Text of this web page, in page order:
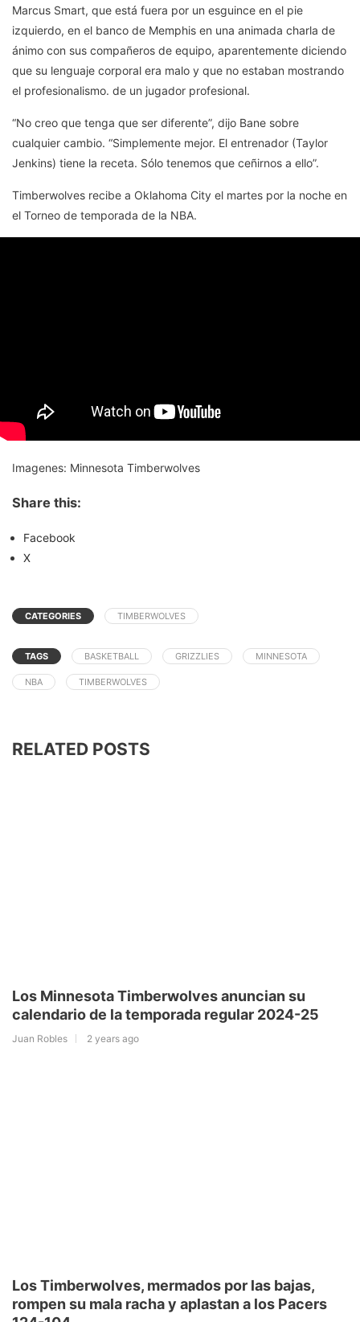
Marcus Smart, que está fuera por un esguince en el pie
izquierdo, en el banco de Memphis en una animada charla de
ánimo con sus compañeros de equipo, aparentemente diciendo
que su lenguaje corporal era malo y que no estaban mostrando
el profesionalismo. de un jugador profesional.
“No creo que tenga que ser diferente”, dijo Bane sobre
cualquier cambio. “Simplemente mejor. El entrenador (Taylor
Jenkins) tiene la receta. Sólo tenemos que ceñirnos a ello”.
Timberwolves recibe a Oklahoma City el martes por la noche en
el Torneo de temporada de la NBA.
Imagenes: Minnesota Timberwolves
Share this:
Facebook
X
CATEGORIES TIMBERWOLVES
TAGS BASKETBALL GRIZZLIES MINNESOTA
NBA TIMBERWOLVES
RELATED POSTS
Los Minnesota Timberwolves anuncian su
calendario de la temporada regular 2024-25
Juan Robles 2 years ago
Los Timberwolves, mermados por las bajas,
rompen su mala racha y aplastan a los Pacers